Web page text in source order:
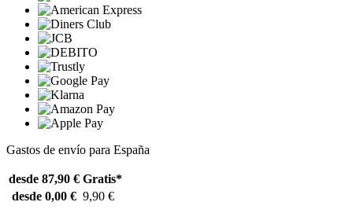
Gastos de envío para España
desde 87,90 € Gratis*
desde 0,00 € 9,90 €